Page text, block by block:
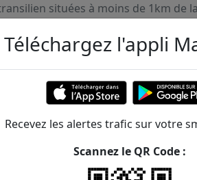
situées à moins de 1km de
Téléchargez l'appli
Recevez les alertes trafic sur votre
Scannez le QR Code :